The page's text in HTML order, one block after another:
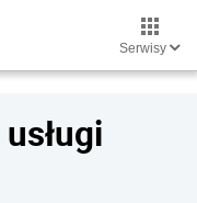
Serwisy